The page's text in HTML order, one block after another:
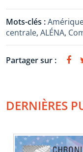
Mots-clés :
centrale, ALÉNA,
Partager sur :
DERNIÈRES